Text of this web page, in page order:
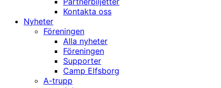
Kontakta oss
Nyheter
Föreningen
Alla nyheter
Föreningen
Supporter
Camp Elfsborg
A-trupp